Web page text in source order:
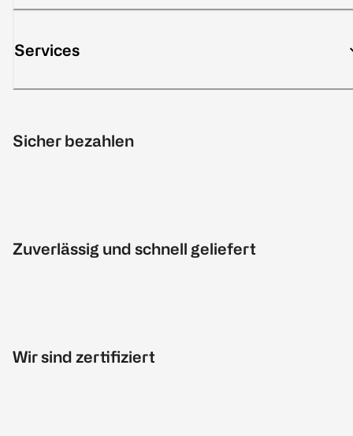
Services
Sicher bezahlen
Zuverlässig und schnell geliefert
Wir sind zertifiziert